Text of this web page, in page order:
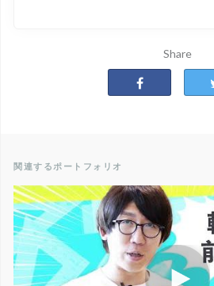
Share
関連するポートフォリオ